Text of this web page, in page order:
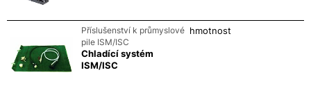
Příslušenství k průmyslové
pile ISM/ISC
Chladící systém
ISM/ISC
hmotnost